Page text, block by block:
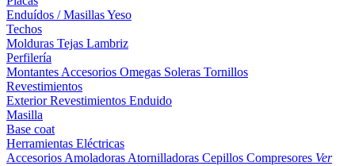
Enduídos / MasillasYeso
Techos
Molduras Tejas Lambriz
Perfilería
Montantes Accesorios Omegas Soleras Tornillos
Revestimientos
ExteriorRevestimientos Enduido
Masilla
Base coat
Herramientas Eléctricas
Accesorios Amoladoras Atornilladoras Cepillos Compresores Ver